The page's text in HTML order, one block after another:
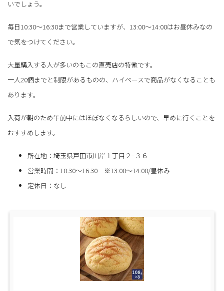
いでしょう。
毎日10:30～16:30まで営業していますが、13:00～14:00はお昼休みなの
で気をつけてください。
大量購入する人が多いのもこの直売店の特徴です。
一人20個までと制限があるものの、ハイペースで商品がなくなることも
あります。
入荷が朝のため午前中にはほぼなくなるらしいので、早めに行くことを
おすすめします。
所在地：埼玉県戸田市川岸１丁目２−３６
営業時間：10:30～16:30 ※13:00～14:00/昼休み
定休日：なし